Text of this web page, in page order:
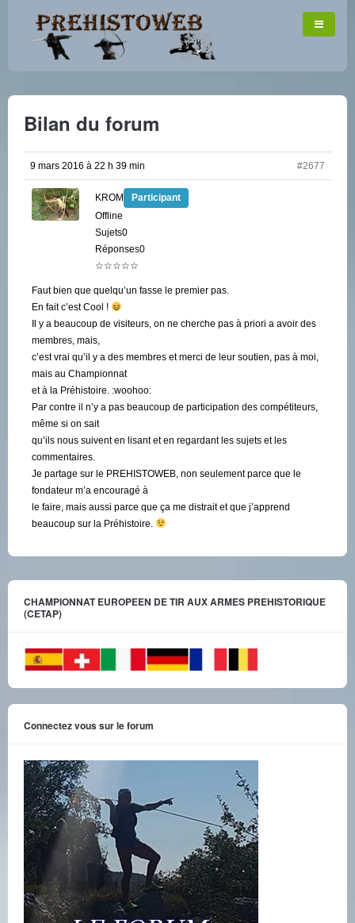
Bilan du forum
9 mars 2016 à 22 h 39 min #2677
KROM
Participant
Offline
Sujets0
Réponses0
☆☆☆☆☆
Faut bien que quelqu’un fasse le premier pas.
En fait c’est Cool !
Il y a beaucoup de visiteurs, on ne cherche pas à priori a avoir des
membres, mais,
c’est vrai qu’il y a des membres et merci de leur soutien, pas à moi,
mais au Championnat
et à la Préhistoire. :woohoo:
Par contre il n’y a pas beaucoup de participation des compétiteurs,
même si on sait
qu’ils nous suivent en lisant et en regardant les sujets et les
commentaires.
Je partage sur le PREHISTOWEB, non seulement parce que le
fondateur m’a encouragé à
le faire, mais aussi parce que ça me distrait et que j’apprend
beaucoup sur la Préhistoire.
CHAMPIONNAT EUROPEEN DE TIR AUX ARMES PREHISTORIQUE
(CETAP)
Connectez vous sur le forum